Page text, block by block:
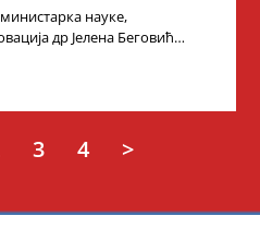
науке,
др Јелена Беговић
3 4 >